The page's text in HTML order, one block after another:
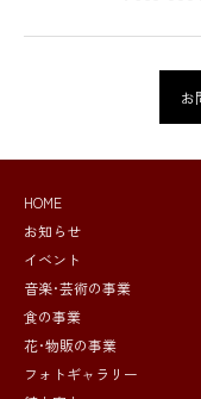
お
HOME
お知らせ
イベント
音楽･芸術の事業
食の事業
花･物販の事業
フォトギャラリー